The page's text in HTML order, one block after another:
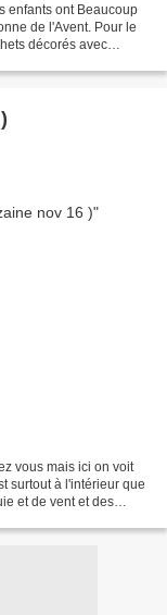
enfants ont Beaucoup
de l'Avent. Pour le
décorés avec
vous mais ici on voit
surtout à l'intérieur que
et de vent et des